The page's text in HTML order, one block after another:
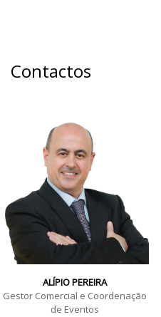
Contactos
ALÍPIO PEREIRA
Gestor Comercial e Coordenação
de Eventos